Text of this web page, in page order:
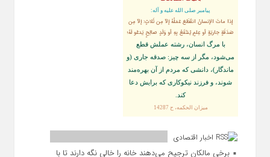
پيامبر صلى‏ الله‏ عليه ‏و‏ آله:
إذا ماتَ الإنسانُ انقَطَعَ عَمَلُهُ إلاّ مِن ثَلاثٍ: إلاّ مِن
صَدَقَةٍ جاريَةٍ أو عِلمٍ يُنتَفَعُ بِهِ أو وَلَدٍ صالِحٍ يَدعُو لَهُ؛
با مرگ انسان، رشته عملش قطع
مى‌شود، مگر از سه چيز: صدقه جارى (و
ماندگار)، دانشى كه مردم از آن بهره‏‌مند
شوند، و فرزند نيكوكارى كه برايش دعا
كند.
ميزان الحكمه، ح 14287
اخبار اقتصادی
برخی مالکان ترجیح می‌دهند خانه را خالی نگه دارند تا با